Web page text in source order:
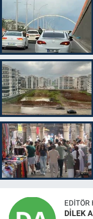
EDITÖR
DİLEK